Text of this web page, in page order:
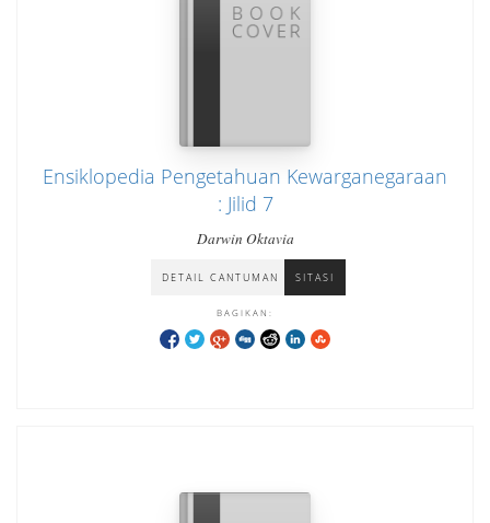
Ensiklopedia Pengetahuan Kewarganegaraan
: Jilid 7
Darwin Oktavia
DETAIL CANTUMAN SITASI
BAGIKAN: